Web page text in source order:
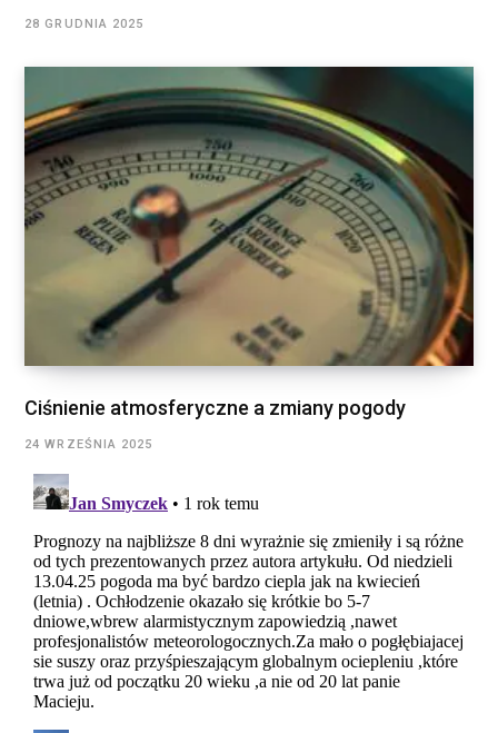
28 GRUDNIA 2025
Ciśnienie atmosferyczne a zmiany pogody
24 WRZEŚNIA 2025